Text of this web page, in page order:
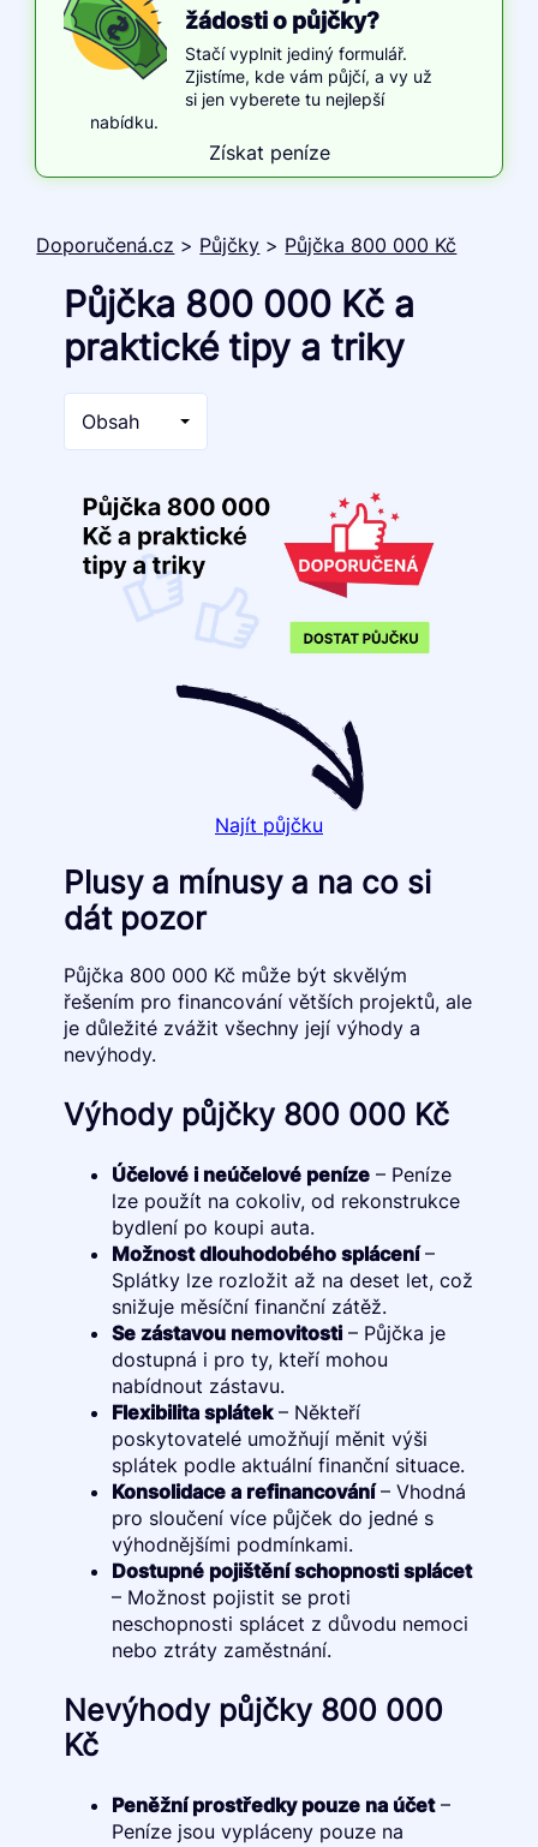
žádosti o půjčky?
Stačí vyplnit jediný formulář.
Zjistíme, kde vám půjčí, a vy už
si jen vyberete tu nejlepší
nabídku.
Získat peníze
Doporučená.cz > Půjčky > Půjčka 800 000 Kč
Půjčka 800 000 Kč a
praktické tipy a triky
Obsah
Najít půjčku
Plusy a mínusy a na co si
dát pozor
Půjčka 800 000 Kč může být skvělým
řešením pro financování větších projektů, ale
je důležité zvážit všechny její výhody a
nevýhody.
Výhody půjčky 800 000 Kč
Účelové i neúčelové peníze– Peníze
lze použít na cokoliv, od rekonstrukce
bydlení po koupi auta.
Možnost dlouhodobého splácení–
Splátky lze rozložit až na deset let, což
snižuje měsíční finanční zátěž.
Se zástavou nemovitosti– Půjčka je
dostupná i pro ty, kteří mohou
nabídnout zástavu.
Flexibilita splátek– Někteří
poskytovatelé umožňují měnit výši
splátek podle aktuální finanční situace.
Konsolidace a refinancování– Vhodná
pro sloučení více půjček do jedné s
výhodnějšími podmínkami.
Dostupné pojištění schopnosti splácet
– Možnost pojistit se proti
neschopnosti splácet z důvodu nemoci
nebo ztráty zaměstnání.
Nevýhody půjčky 800 000
Kč
Peněžní prostředky pouze na účet–
Peníze jsou vypláceny pouze na